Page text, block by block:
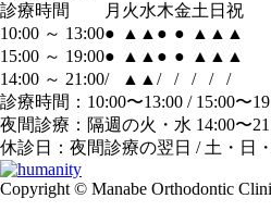
診療時間
月 火水木金土 日 祝
10:00 ～ 13:00● ▲ ▲ ● ● ▲ ▲ ▲
15:00 ～ 19:00● ▲ ▲ ● ● ▲ ▲ ▲
14:00 ～ 21:00/ ▲ ▲ / / / /
/
診療時間：10:00〜13:00 / 15:00〜
夜間診療：隔週の火・水 14:00〜
休診日：夜間診療の翌日 / 土・日
Copyright © Manabe Orthodontic